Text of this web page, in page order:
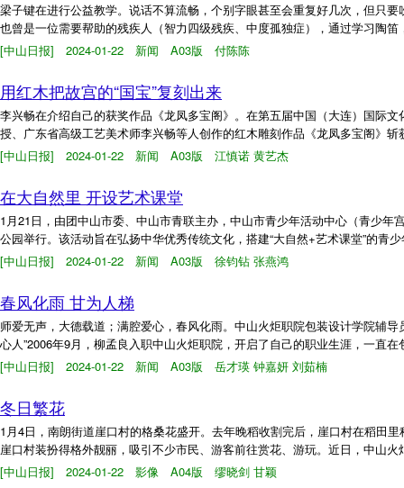
梁子键在进行公益教学。说话不算流畅，个别字眼甚至会重复好几次，但只
也曾是一位需要帮助的残疾人（智力四级残疾、中度孤独症），通过学习陶
[中山日报] 2024-01-22 新闻 A03版 付陈陈
用红木把故宫的“国宝”复刻出来
李兴畅在介绍自己的获奖作品《龙凤多宝阁》。在第五届中国（大连）国际
授、广东省高级工艺美术师李兴畅等人创作的红木雕刻作品《龙凤多宝阁》
[中山日报] 2024-01-22 新闻 A03版 江慎诺 黄艺杰
在大自然里 开设艺术课堂
1月21日，由团中山市委、中山市青联主办，中山市青少年活动中心（青少
公园举行。该活动旨在弘扬中华优秀传统文化，搭建“大自然+艺术课堂”的
[中山日报] 2024-01-22 新闻 A03版 徐钧钻 张燕鸿
春风化雨 甘为人梯
师爱无声，大德载道；满腔爱心，春风化雨。中山火炬职院包装设计学院辅
心人”2006年9月，柳孟良入职中山火炬职院，开启了自己的职业生涯，一直
[中山日报] 2024-01-22 新闻 A03版 岳才瑛 钟嘉妍 刘茹楠
冬日繁花
1月4日，南朗街道崖口村的格桑花盛开。去年晚稻收割完后，崖口村在稻田
崖口村装扮得格外靓丽，吸引不少市民、游客前往赏花、游玩。近日，中山
[中山日报] 2024-01-22 影像 A04版 缪晓剑 甘颖